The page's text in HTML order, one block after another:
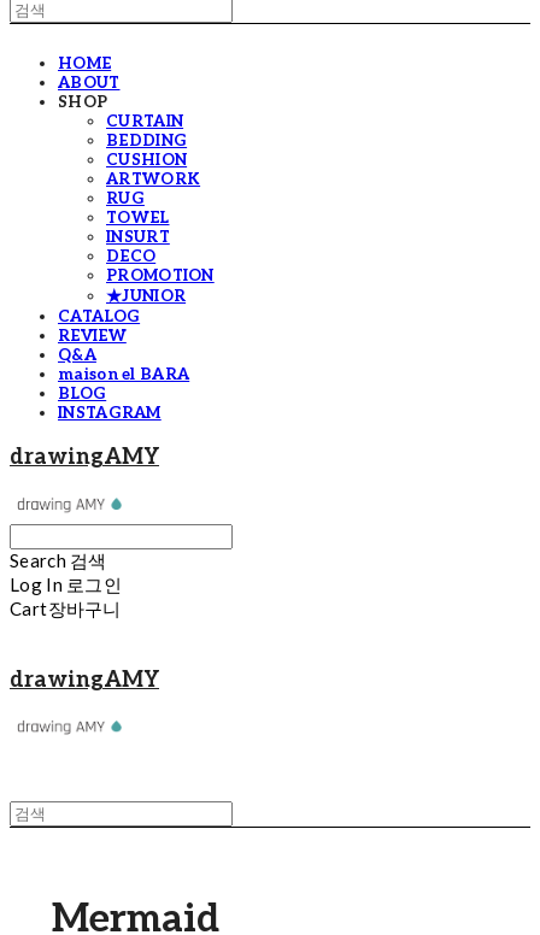
HOME
ABOUT
SHOP
CURTAIN
BEDDING
CUSHION
ARTWORK
RUG
TOWEL
INSURT
DECO
PROMOTION
★JUNIOR
CATALOG
REVIEW
Q&A
maison el BARA
BLOG
INSTAGRAM
drawingAMY
Search 검색
Log In 로그인
Cart장바구니
drawingAMY
Mermaid